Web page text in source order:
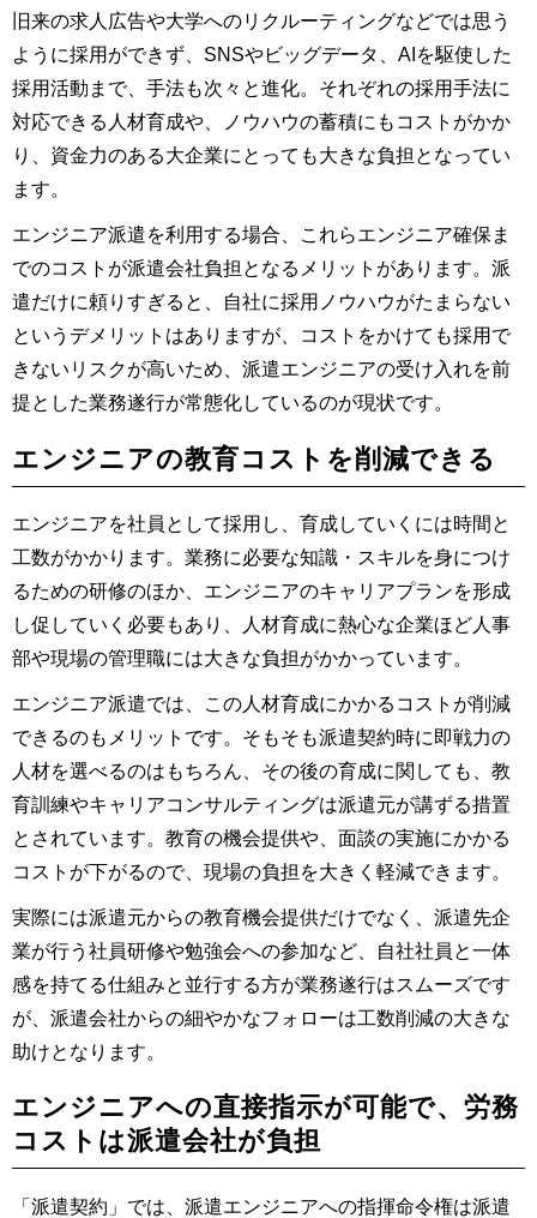
旧来の求人広告や大学へのリクルーティングなどでは思う
ように採用ができず、SNSやビッグデータ、AIを駆使した
採用活動まで、手法も次々と進化。それぞれの採用手法に
対応できる人材育成や、ノウハウの蓄積にもコストがかか
り、資金力のある大企業にとっても大きな負担となってい
ます。
エンジニア派遣を利用する場合、これらエンジニア確保ま
でのコストが派遣会社負担となるメリットがあります。派
遣だけに頼りすぎると、自社に採用ノウハウがたまらない
というデメリットはありますが、コストをかけても採用で
きないリスクが高いため、派遣エンジニアの受け入れを前
提とした業務遂行が常態化しているのが現状です。
エンジニアの教育コストを削減できる
エンジニアを社員として採用し、育成していくには時間と
工数がかかります。業務に必要な知識・スキルを身につけ
るための研修のほか、エンジニアのキャリアプランを形成
し促していく必要もあり、人材育成に熱心な企業ほど人事
部や現場の管理職には大きな負担がかかっています。
エンジニア派遣では、この人材育成にかかるコストが削減
できるのもメリットです。そもそも派遣契約時に即戦力の
人材を選べるのはもちろん、その後の育成に関しても、教
育訓練やキャリアコンサルティングは派遣元が講ずる措置
とされています。教育の機会提供や、面談の実施にかかる
コストが下がるので、現場の負担を大きく軽減できます。
実際には派遣元からの教育機会提供だけでなく、派遣先企
業が行う社員研修や勉強会への参加など、自社社員と一体
感を持てる仕組みと並行する方が業務遂行はスムーズです
が、派遣会社からの細やかなフォローは工数削減の大きな
助けとなります。
エンジニアへの直接指示が可能で、労務
コストは派遣会社が負担
「派遣契約」では、派遣エンジニアへの指揮命令権は派遣